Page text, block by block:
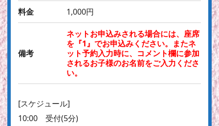
料金 1,000円
備考
ネットお申込みされる場合には、座席
を『1』でお申込みください。またネ
ット予約入力時に、コメント欄に参加
されるお子様のお名前をご入力くださ
い。
[スケジュール]
10:00 受付(5分)